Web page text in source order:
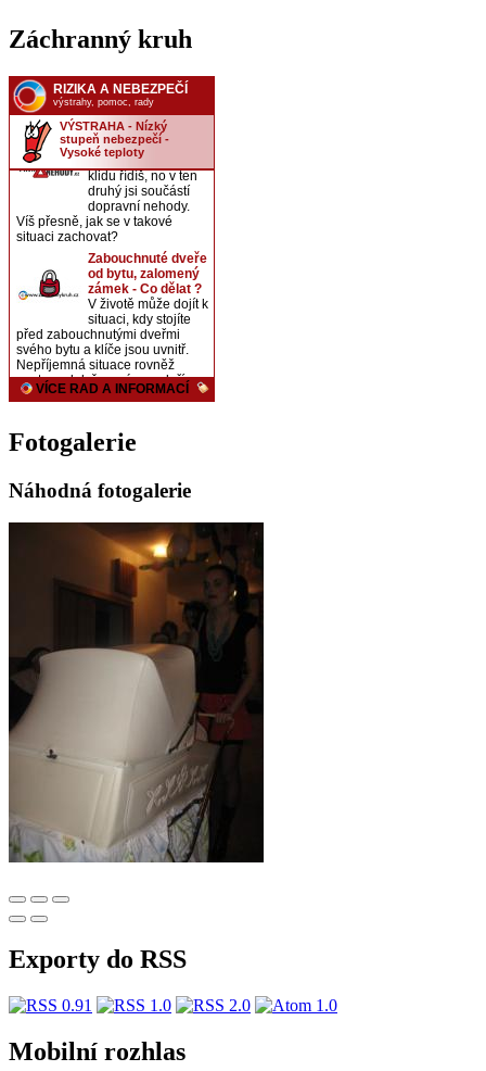
Záchranný kruh
Fotogalerie
Náhodná fotogalerie
Exporty do RSS
Mobilní rozhlas